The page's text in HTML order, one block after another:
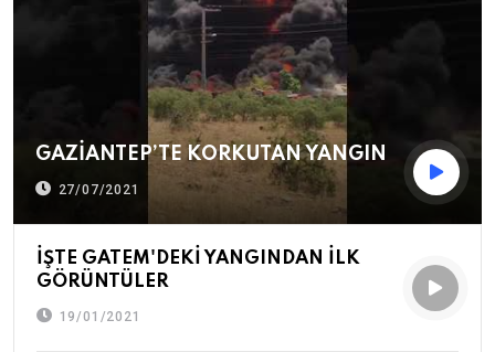
GAZİANTEP’TE KORKUTAN YANGIN
27/07/2021
İŞTE GATEM'DEKİ YANGINDAN İLK
GÖRÜNTÜLER
19/01/2021